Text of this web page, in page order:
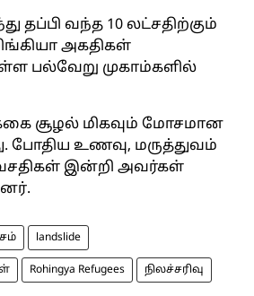
தப்பி வந்த 10 லட்சதிற்கும்
அகதிகள்
பல்வேறு முகாம்களில்
சூழல் மிகவும் மோசமான
போதிய உணவு, மருத்துவம்
வசதிகள் இன்றி அவர்கள்
landslide
Rohingya Refugees நிலச்சரிவு